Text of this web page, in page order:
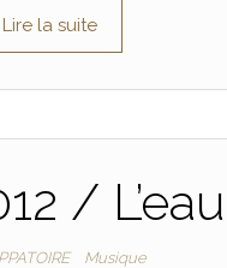
Lire la suite
/
Musique